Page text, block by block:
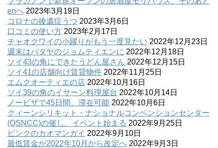
enへ 2023年3月19日
コロナの後遺症うつ 2023年3月6日
口コミの使い方 2023年2月17日
チャオクワイの小躍りがもう一度見たい 2022年12月23日
週末はパタヤのジョムティエンに 2022年12月18日
ソイ43の角にできたうどん屋さん 2022年12月15日
ソイ41の店舗向け賃貸物件 2022年11月25日
エムクオーティエの店 2022年10月16日
ソイ39の角のイサーン料理屋台 2022年10月14日
ノービザで45日間、滞在可能 2022年10月6日
クィーンシリキット・ナショナルコンベンションセンター
(QSNCC)の催し、イベント始まる 2022年9月25日
ピンクのカオマンガイ 2022年9月10日
最低賃金が2022年10月から改定へ 2022年9月3日